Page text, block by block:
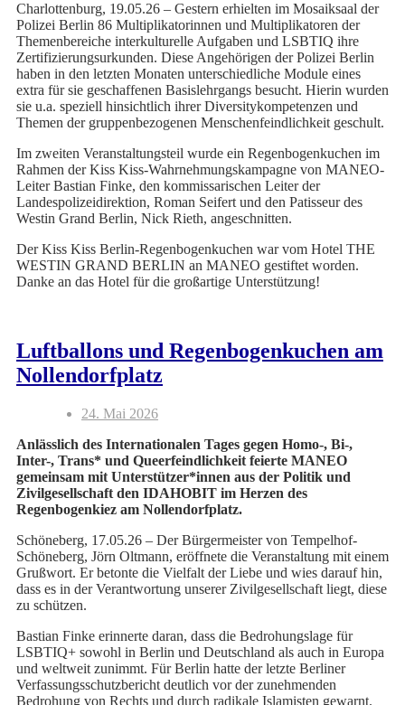
Charlottenburg, 19.05.26 – Gestern erhielten im Mosaiksaal der
Polizei Berlin 86 Multiplikatorinnen und Multiplikatoren der
Themenbereiche interkulturelle Aufgaben und LSBTIQ ihre
Zertifizierungsurkunden. Diese Angehörigen der Polizei Berlin
haben in den letzten Monaten unterschiedliche Module eines
extra für sie geschaffenen Basislehrgangs besucht. Hierin wurden
sie u.a. speziell hinsichtlich ihrer Diversitykompetenzen und
Themen der gruppenbezogenen Menschenfeindlichkeit geschult.
Im zweiten Veranstaltungsteil wurde ein Regenbogenkuchen im
Rahmen der Kiss Kiss-Wahrnehmungskampagne von MANEO-
Leiter Bastian Finke, den kommissarischen Leiter der
Landespolizeidirektion, Roman Seifert und den Patisseur des
Westin Grand Berlin, Nick Rieth, angeschnitten.
Der Kiss Kiss Berlin-Regenbogenkuchen war vom Hotel THE
WESTIN GRAND BERLIN an MANEO gestiftet worden.
Danke an das Hotel für die großartige Unterstützung!
Luftballons und Regenbogenkuchen am
Nollendorfplatz
24. Mai 2026
Anlässlich des Internationalen Tages gegen Homo-, Bi-,
Inter-, Trans* und Queerfeindlichkeit feierte MANEO
gemeinsam mit Unterstützer*innen aus der Politik und
Zivilgesellschaft den IDAHOBIT im Herzen des
Regenbogenkiez am Nollendorfplatz.
Schöneberg, 17.05.26 – Der Bürgermeister von Tempelhof-
Schöneberg, Jörn Oltmann, eröffnete die Veranstaltung mit einem
Grußwort. Er betonte die Vielfalt der Liebe und wies darauf hin,
dass es in der Verantwortung unserer Zivilgesellschaft liegt, diese
zu schützen.
Bastian Finke erinnerte daran, dass die Bedrohungslage für
LSBTIQ+ sowohl in Berlin und Deutschland als auch in Europa
und weltweit zunimmt. Für Berlin hatte der letzte Berliner
Verfassungsschutzbericht deutlich vor der zunehmenden
Bedrohung von Rechts und durch radikale Islamisten gewarnt.